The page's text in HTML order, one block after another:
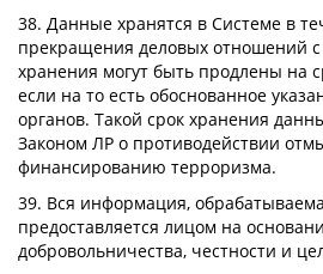
38. Данные хранятся в Системе в
прекращения деловых отношений
хранения могут быть продлены на
если на то есть обоснованное
органов. Такой срок хранения
Законом ЛР о противодействии
финансированию терроризма.
39. Вся информация,
предоставляется лицом на
добровольничества, честности и